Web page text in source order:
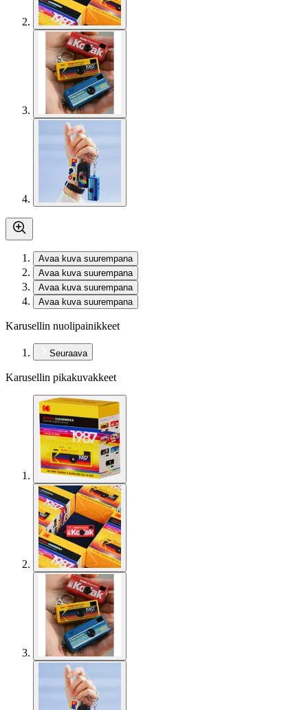
Avaa kuva suurempana
Avaa kuva suurempana
Avaa kuva suurempana
Avaa kuva suurempana
Karusellin nuolipainikkeet
Seuraava
Karusellin pikakuvakkeet